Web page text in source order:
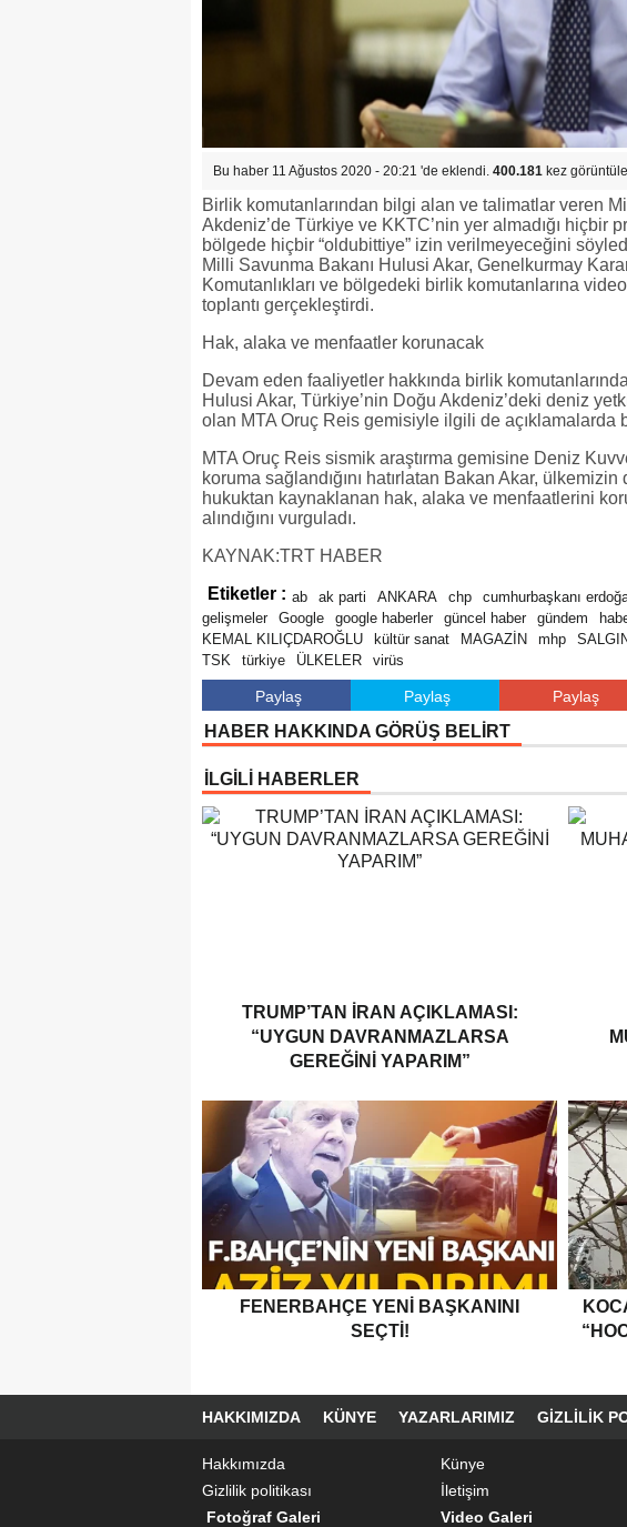
Bu haber 11 Ağustos 2020 - 20:21 'de eklendi. 400.181 kez
Birlik komutanlarından bilgi alan ve talimatlar veren
Akdeniz’de Türkiye ve KKTC’nin yer almadığı hiçbir
bölgede hiçbir “oldubittiye” izin verilmeyeceğini
Milli Savunma Bakanı Hulusi Akar, Genelkurmay
Komutanlıkları ve bölgedeki birlik komutanlarına
toplantı gerçekleştirdi.
Hak, alaka ve menfaatler korunacak
Devam eden faaliyetler hakkında birlik
Hulusi Akar, Türkiye’nin Doğu Akdeniz’deki deniz
olan MTA Oruç Reis gemisiyle ilgili de açıklamalarda
MTA Oruç Reis sismik araştırma gemisine Deniz
koruma sağlandığını hatırlatan Bakan Akar,
hukuktan kaynaklanan hak, alaka ve menfaatlerini
alındığını vurguladı.
KAYNAK:TRT HABER
Etiketler : ab ak parti ANKARA chp cumhurbaşkanı
gelişmeler
Google google haberler güncel haber gündem
KEMAL KILIÇDAROĞLU
kültür sanat MAGAZİN mhp
TSK
türkiye ÜLKELER virüs
Paylaş Paylaş Paylaş
HABER HAKKINDA GÖRÜŞ BELİRT
İLGİLİ HABERLER
TRUMP’TAN İRAN AÇIKLAMASI:
“UYGUN DAVRANMAZLARSA
GEREĞINI YAPARIM”
FENERBAHÇE YENI BAŞKANINI
SEÇTI!
HAKKIMIZDA KÜNYE YAZARLARIMIZ GIZLILIK
Hakkımızda Künye
Gizlilik politikası
İletişim
Fotoğraf Galeri
Video Galeri